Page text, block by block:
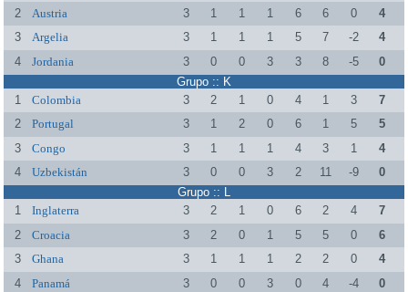
2
Austria 3 1 1 1 6 6 0
4
3
Argelia 3 1 1 1 5 7 -2
4
4
Jordania 3 0 0 3 3 8 -5
0
Grupo :: K
1
Colombia 3 2 1 0 4 1 3
7
2
Portugal 3 1 2 0 6 1 5
5
3
Congo 3 1 1 1 4 3 1
4
4
Uzbekistán 3 0 0 3 2 11 -9
0
Grupo :: L
1
Inglaterra 3 2 1 0 6 2 4
7
2
Croacia 3 2 0 1 5 5 0
6
3
Ghana 3 1 1 1 2 2 0
4
4
Panamá 3 0 0 3 0 4 -4 0